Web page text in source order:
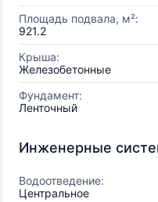
Площадь подвала, м²:
921.2
Крыша:
Железобетонные
Фундамент:
Ленточный
Инженерные
Водоотведение:
Центральное